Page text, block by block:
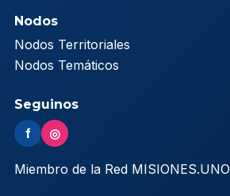
Nodos
Nodos Territoriales
Nodos Temáticos
Seguinos
f ◎
Miembro de la Red MISIONES.UNO